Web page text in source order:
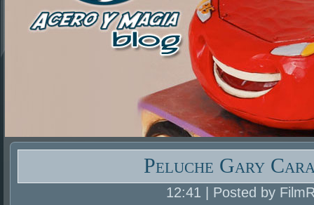
Peluche Gary
12:41 | Posted by